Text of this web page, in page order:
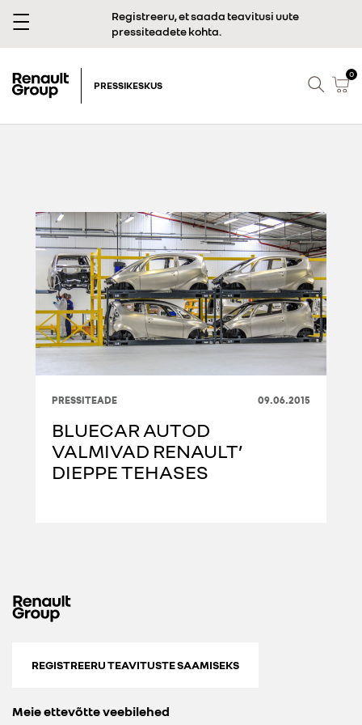
Registreeru, et saada teavitusi uute
pressiteadete kohta.
PRESSIKESKUS
0
PRESSITEADE 09.06.2015
BLUECAR AUTOD
VALMIVAD RENAULT’
DIEPPE TEHASES
REGISTREERU TEAVITUSTE SAAMISEKS
Meie ettevõtte veebilehed